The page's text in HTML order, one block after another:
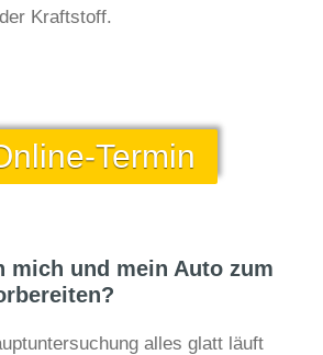
Kraftstoff.
Termin
mich und mein Auto zum
alles glatt läuft